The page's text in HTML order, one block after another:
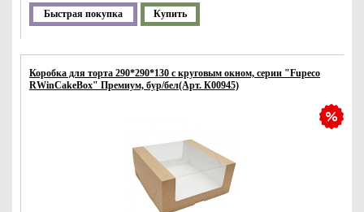
Быстрая покупка Купить
Коробка для торта 290*290*130 с круговым окном, серии "Fupeco
RWinCakeBox" Премиум, бур/бел(Арт. К00945)